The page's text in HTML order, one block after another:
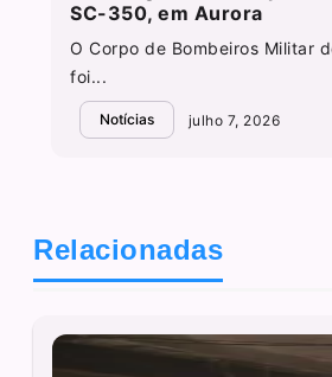
SC-350, em Aurora
O Corpo de Bombeiros Militar
foi...
Notícias julho 7, 2026
Relacionadas